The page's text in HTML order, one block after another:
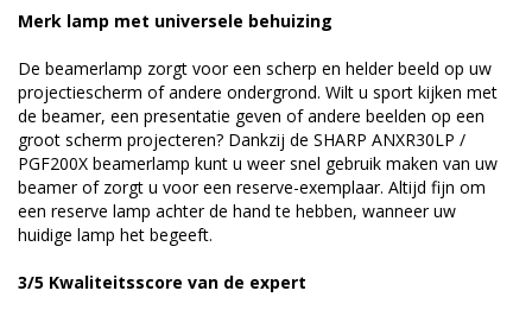
Merk lamp met universele behuizing
De beamerlamp zorgt voor een scherp en helder beeld op uw
projectiescherm of andere ondergrond. Wilt u sport kijken met
de beamer, een presentatie geven of andere beelden op een
groot scherm projecteren? Dankzij de SHARP ANXR30LP /
PGF200X beamerlamp kunt u weer snel gebruik maken van uw
beamer of zorgt u voor een reserve-exemplaar. Altijd fijn om
een reserve lamp achter de hand te hebben, wanneer uw
huidige lamp het begeeft.
3/5 Kwaliteitsscore van de expert